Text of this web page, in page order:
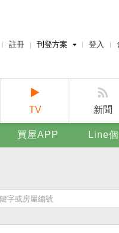
註冊 刊登方案
賣屋刊登
廣告刊登
登入
TV 新聞
買屋APP Line